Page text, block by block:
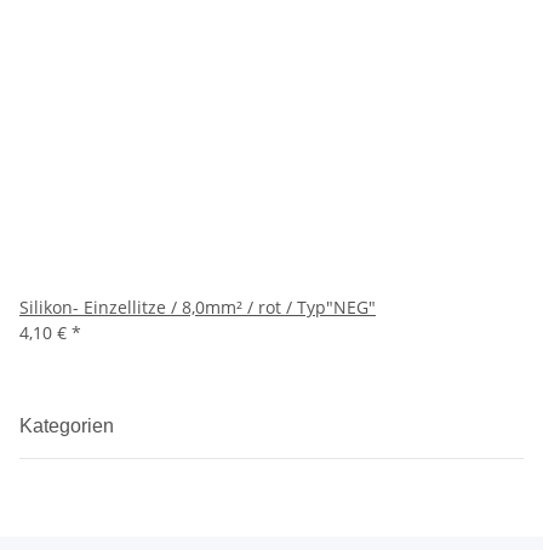
Silikon- Einzellitze / 8,0mm² / rot / Typ"NEG"
4,10 € *
Kategorien